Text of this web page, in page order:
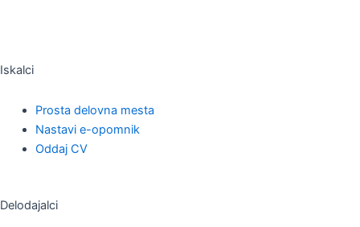
Iskalci
Prosta delovna mesta
Nastavi e-opomnik
Oddaj CV
Delodajalci